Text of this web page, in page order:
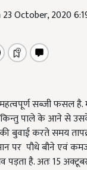
October, 2020
सब्जी फसल है.
किन्तु पाले के आने से
बुवाई करते समय
पर पौधे बौने एवं
पड़ता है. अतः 15